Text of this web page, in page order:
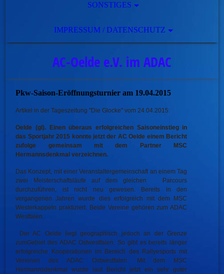
SONSTIGES
IMPRESSUM / DATENSCHUTZ
AC-Oelde e.V. im ADAC
Pkw-Saison-Eröffnungsturnier am 19.04.2015
Artikel in der Tageszeitung "Die Glocke" vom 24.04.2015:
Oelde (gl). Einen überaus erfolgreichen Saisoneinstieg in
das Sportjahr 2015 konnte jetzt der AC Oelde einem Bericht
zufolge gemeinsam mit dem Partner MSC
Hermannsdenkmal verzeichnen.
Das Konzept, mit einer Veranstaltergemeinschaft an einem Tag
zwei Meisterschaftsläufe auf dem gleichen Parcours
durchzuführen, ist nicht neu gewesen. Bereits in den
vergangenen Jahren wurde dies erfolgreich mit dem MSC
Westerkappeln praktiziert. Beide Vereine gehören zum ADAC
Westfalen.
Der AC Oelde liegt geographisch jedoch an der Grenze
zumGebiet des ADAC Ostwestfalen. So gibt es bereits länger
erfolgreiche Kooperationen im Bereich des Rallyesports mit
Vereinen des ADAC Ostwestfalen. Mit dem MSC
Hermannsdenkmal wurde laut Bericht jetzt ein sehr guter